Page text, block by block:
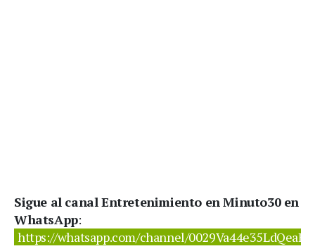
Sigue al canal Entretenimiento en Minuto30 en
WhatsApp:
https://whatsapp.com/channel/